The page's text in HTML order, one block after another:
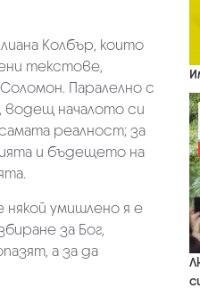
Колбър, които
текстове,
Паралелно с
водещ началото си
реалност; за
и бъдещето на
някой умишлено я е
за Бог,
а за да